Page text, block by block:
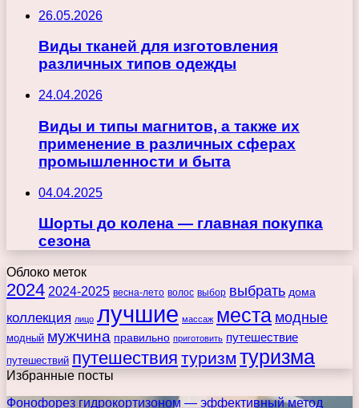
26.05.2026
Виды тканей для изготовления
различных типов одежды
24.04.2026
Виды и типы магнитов, а также их
применение в различных сферах
промышленности и быта
04.04.2025
Шорты до колена — главная покупка
сезона
Облоко меток
2024 2024-2025 весна-лето волос выбор выбрать дома
коллекция лицо лучшие массаж места модные
модный мужчина правильно приготовить путешествие
путешествий путешествия туризм туризма
Избранные посты
Фонофорез гидрокортизоном — эффективный метод